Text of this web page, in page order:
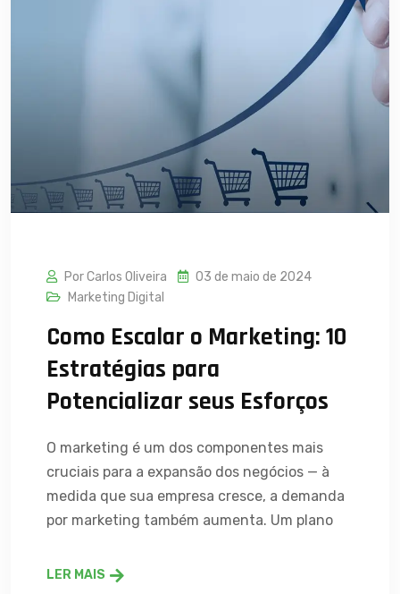
Por Carlos Oliveira
03 de maio de 2024
Marketing Digital
Como Escalar o Marketing: 10
Estratégias para
Potencializar seus Esforços
O marketing é um dos componentes mais
cruciais para a expansão dos negócios — à
medida que sua empresa cresce, a demanda
por marketing também aumenta. Um plano
LER MAIS